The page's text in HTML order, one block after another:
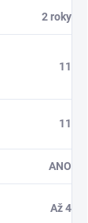
2 roky
11
11
ANO
Až 4